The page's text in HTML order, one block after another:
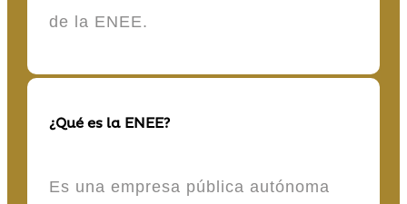
de la ENEE.
¿Qué es la ENEE?
Es una empresa pública autónoma